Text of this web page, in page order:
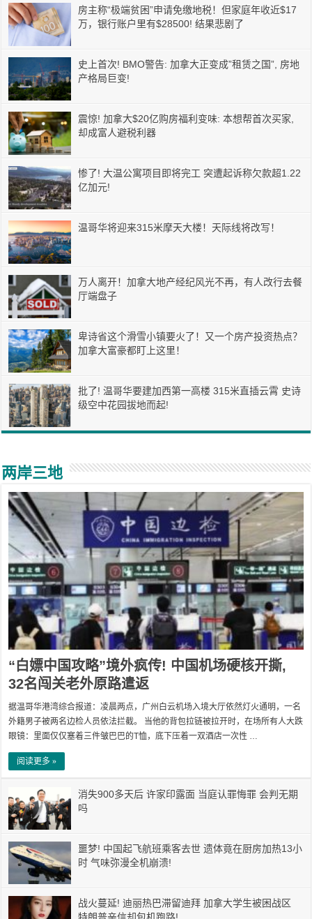
房主称“极端贫困”申请免缴地税！但家庭年收近$17
万，银行账户里有$28500! 结果悲剧了
史上首次! BMO警告: 加拿大正变成”租赁之国”, 房地
产格局巨变!
震惊! 加拿大$20亿购房福利变味: 本想帮首次买家,
却成富人避税利器
惨了! 大温公寓项目即将完工 突遭起诉称欠款超1.22
亿加元!
温哥华将迎来315米摩天大楼！天际线将改写！
万人离开！加拿大地产经纪风光不再，有人改行去餐
厅端盘子
卑诗省这个滑雪小镇要火了！又一个房产投资热点？
加拿大富豪都盯上这里！
批了! 温哥华要建加西第一高楼 315米直插云霄 史诗
级空中花园拔地而起!
两岸三地
“白嫖中国攻略”境外疯传! 中国机场硬核开撕,
32名闯关老外原路遣返
据温哥华港湾综合报道：凌晨两点，广州白云机场入境大厅依然灯火通明，一名
外籍男子被两名边检人员依法拦截。 当他的背包拉链被拉开时，在场所有人大跌
眼镜：里面仅仅塞着三件皱巴巴的T恤，底下压着一双酒店一次性 …
阅读更多 »
消失900多天后 许家印露面 当庭认罪悔罪 会判无期
吗
噩梦! 中国起飞航班乘客去世 遗体竟在厨房加热13小
时 气味弥漫全机崩溃!
战火蔓延! 迪丽热巴滞留迪拜 加拿大学生被困战区
特朗普亲信却包机跑路!